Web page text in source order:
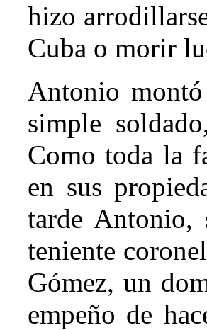
hizo
Cuba o morir
Antonio
simple
Como toda la
en sus
tarde Antonio,
teniente
Gómez, un
empeño de